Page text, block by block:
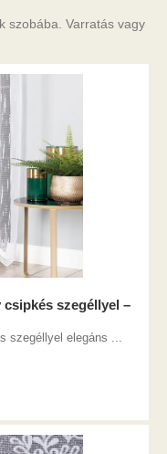
szobába. Varratás vagy
szegéllyel –
szegéllyel elegáns ...